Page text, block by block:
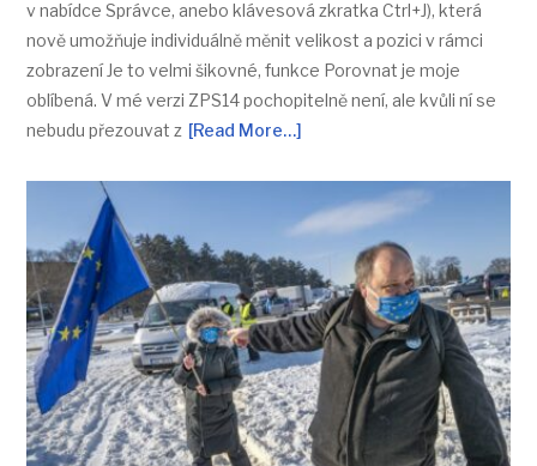
v nabídce Správce, anebo klávesová zkratka Ctrl+J), která
nově umožňuje individuálně měnit velikost a pozici v rámci
zobrazení Je to velmi šikovné, funkce Porovnat je moje
oblíbená. V mé verzi ZPS14 pochopitelně není, ale kvůli ní se
nebudu přezouvat z [Read More…]